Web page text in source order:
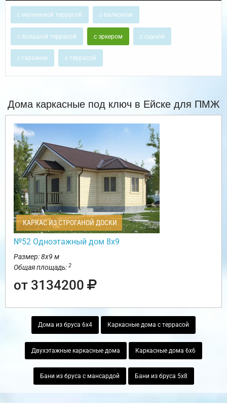
с маленькой террасой с балконом
с большой террасой с эркером с сауной
с гаражом с террасой
Дома каркасные под ключ в Ейске для ПМЖ
КАРКАС ИЗ СТРОГАНОЙ ДОСКИ
№52 Одноэтажный дом 8х9
Размер: 8х9 м
Общая площадь: 2
от 3134200
Дома из бруса 6х4 Каркасные дома с террасой
Двухэтажные каркасные дома Каркасные дома 6х6
Бани из бруса с мансардой Бани из бруса 5х8